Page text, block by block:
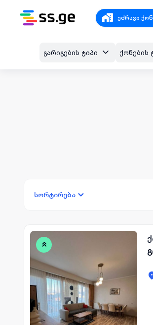
უძრავი
გარიგების ტიპი ქონების
სორტირება